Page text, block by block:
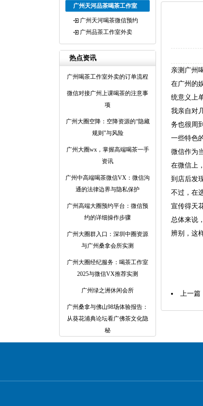
广州天河品茶喝茶工作室
广州天河喝茶微信预约
广州品茶工作室外卖
热点资讯
广州喝茶工作室外卖的订单流程
微信对接广州上课喝茶的注意事
项
‌广州大圈空降‌：空降资源的“隐藏
规则”与风险
广州大圈wx，掌握高端喝茶一手
资讯
‌广州中高端喝茶微信VX‌：微信沟
通的法律边界与隐私保护
广州高端大圈预约平台：微信预
约的详细操作步骤
广州大圈群入口：深圳中圈资源
与广州桑拿会所实测
广州大圈经纪服务：喝茶工作室
2025与微信VX推荐实测
广州绿之洲休闲会所
广州桑拿与佛山98场体验报告：
从葵花浦典论坛看广佛茶文化隐
秘
亲测广州
在广州的
统意义上
我亲自对
务也很周
一些特色
微信作为
在微信上
到店后发
不过，在
宣传得天
总体来说
辨别，这
上一篇